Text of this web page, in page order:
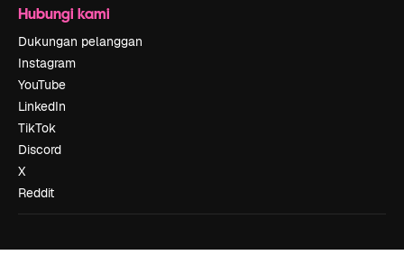
Hubungi kami
Dukungan pelanggan
Instagram
YouTube
LinkedIn
TikTok
Discord
X
Reddit